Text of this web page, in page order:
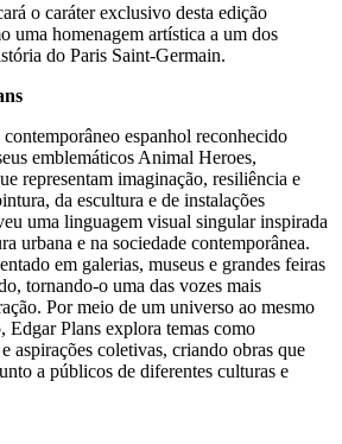
o caráter exclusivo desta edição
uma homenagem artística a um dos
do Paris Saint-Germain.
espanhol reconhecido
emblemáticos Animal Heroes,
representam imaginação, resiliência e
da escultura e de instalações
uma linguagem visual singular inspirada
urbana e na sociedade contemporânea.
em galerias, museus e grandes feiras
tornando-o uma das vozes mais
Por meio de um universo ao mesmo
Plans explora temas como
aspirações coletivas, criando obras que
a públicos de diferentes culturas e